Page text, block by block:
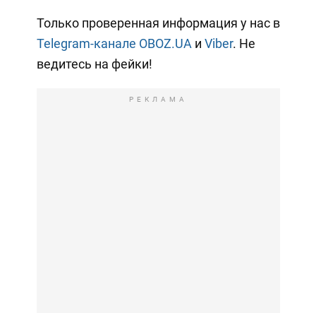
Только проверенная информация у нас в
Telegram-канале OBOZ.UA и Viber. Не
ведитесь на фейки!
РЕКЛАМА